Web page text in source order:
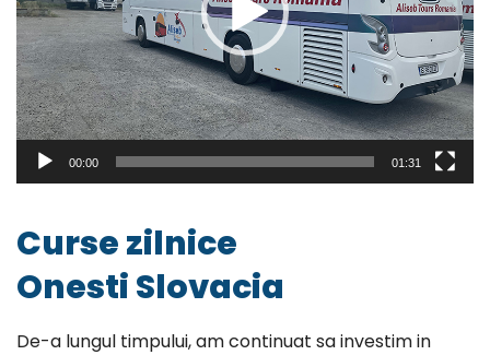
00:00 01:31
Curse zilnice
Onesti Slovacia
De-a lungul timpului, am continuat sa investim in